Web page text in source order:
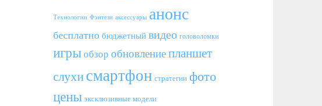
Технологии Фэнтези аксессуары анонс
бесплатно бюджетный видео головоломки
игры обзор обновлениепланшет
слухи смартфон стратегии фото
цены эксклюзивные модели